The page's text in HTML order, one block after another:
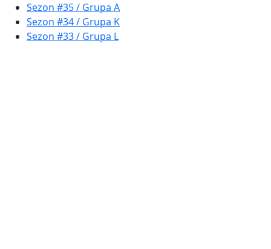
Sezon #35 / Grupa A
Sezon #34 / Grupa K
Sezon #33 / Grupa L